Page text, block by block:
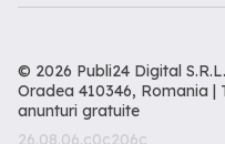
© 2026 Publi24 Digital
Oradea 410346, Romania |
anunturi gratuite
26.08.06.c0c206c